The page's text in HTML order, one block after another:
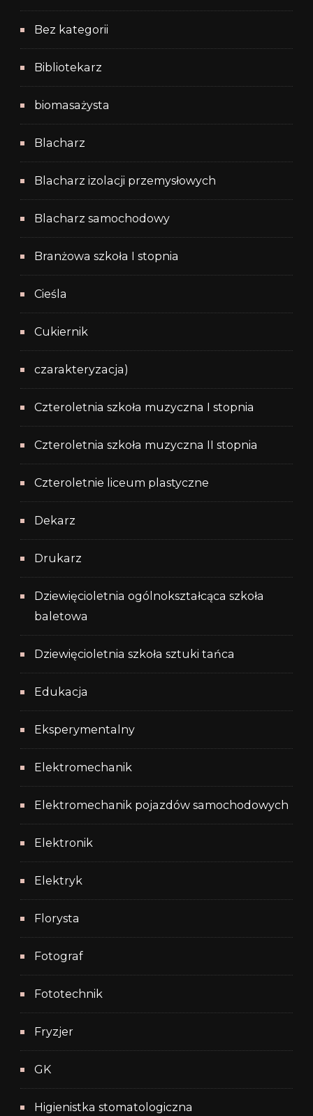
Bez kategorii
Bibliotekarz
biomasażysta
Blacharz
Blacharz izolacji przemysłowych
Blacharz samochodowy
Branżowa szkoła I stopnia
Cieśla
Cukiernik
czarakteryzacja)
Czteroletnia szkoła muzyczna I stopnia
Czteroletnia szkoła muzyczna II stopnia
Czteroletnie liceum plastyczne
Dekarz
Drukarz
Dziewięcioletnia ogólnokształcąca szkoła
baletowa
Dziewięcioletnia szkoła sztuki tańca
Edukacja
Eksperymentalny
Elektromechanik
Elektromechanik pojazdów samochodowych
Elektronik
Elektryk
Florysta
Fotograf
Fototechnik
Fryzjer
GK
Higienistka stomatologiczna